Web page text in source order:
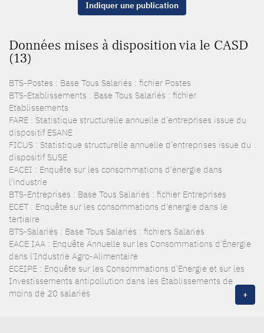
Indiquer une publication
Données mises à disposition via le CASD
(13)
BTS-Postes : Base Tous Salariés : fichier Postes
BTS-Etablissements : Base Tous Salariés : fichier
Etablissements
FARE : Statistique structurelle annuelle d’entreprises issue du
dispositif ESANE
FICUS : Statistique structurelle annuelle d’entreprises issue du
dispositif SUSE
EACEI : Enquête sur les consommations d'énergie dans
l'industrie
BTS-Entreprises : Base Tous Salariés : fichier Entreprises
ECET : Enquête sur les consommations d'énergie dans le
tertiaire
BTS-Salariés : Base Tous Salariés : fichiers Salariés
EACE IAA : Enquête Annuelle sur les Consommations d'Énergie
dans l'Industrie Agro-Alimentaire
ECEIPE : Enquête sur les Consommations d'Energie et sur les
Investissements antipollution dans les Établissements de
moins de 20 salariés
+